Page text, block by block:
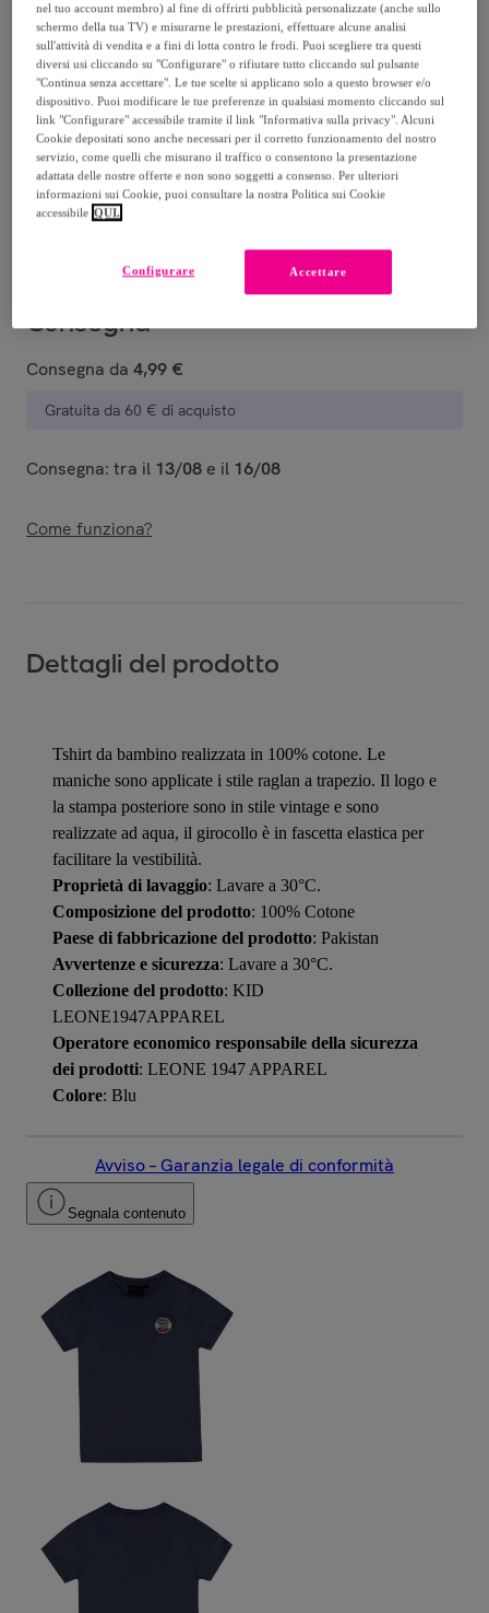
14,99 €
26, €
-42%
Guida alle taglie
Venduto daLEONE 1947 APPAREL
Consegna
Consegna da 4,99 €
Gratuita da 60 € di acquisto
Consegna: tra il 13/08 e il 16/08
Come funziona?
Dettagli del prodotto
Tshirt da bambino realizzata in 100% cotone. Le
maniche sono applicate i stile raglan a trapezio. Il logo e
la stampa posteriore sono in stile vintage e sono
realizzate ad aqua, il girocollo è in fascetta elastica per
facilitare la vestibilità.
Proprietà di lavaggio: Lavare a 30°C.
Composizione del prodotto: 100% Cotone
Paese di fabbricazione del prodotto: Pakistan
Avvertenze e sicurezza: Lavare a 30°C.
Collezione del prodotto: KID
LEONE1947APPAREL
Operatore economico responsabile della sicurezza
dei prodotti: LEONE 1947 APPAREL
Colore: Blu
Avviso – Garanzia legale di conformità
Segnala contenuto
nel tuo account membro) al fine di offrirti pubblicità personalizzate (anche sullo
schermo della tua TV) e misurarne le prestazioni, effettuare alcune analisi
sull'attività di vendita e a fini di lotta contro le frodi. Puoi scegliere tra questi
diversi usi cliccando su "Configurare" o rifiutare tutto cliccando sul pulsante
"Continua senza accettare". Le tue scelte si applicano solo a questo browser e/o
dispositivo. Puoi modificare le tue preferenze in qualsiasi momento cliccando sul
link "Configurare" accessibile tramite il link "Informativa sulla privacy". Alcuni
Cookie depositati sono anche necessari per il corretto funzionamento del nostro
servizio, come quelli che misurano il traffico o consentono la presentazione
adattata delle nostre offerte e non sono soggetti a consenso. Per ulteriori
informazioni sui Cookie, puoi consultare la nostra Politica sui Cookie
accessibile QUI.
Accettare
Configurare